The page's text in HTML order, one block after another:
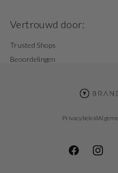
Vertrouwd door:
Trusted Shops
Beoordelingen
Privacybeleid
Facebook